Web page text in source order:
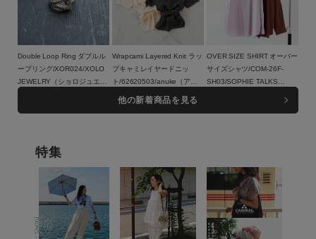
Double Loop Ring ダブルル
ープリング/XOR024/XOLO
JEWELRY（ショロジュエリ
Wrapcami Layered Knit ラッ
プキャミレイヤードニッ
ト/62620503/anuke（アン
ヌーク）
16,500円（税込）
OVER SIZE SHIRT オーバー
サイズシャツ/COM-26F-
SH03/SOPHIE TALKS
他の新着商品を見る
特集